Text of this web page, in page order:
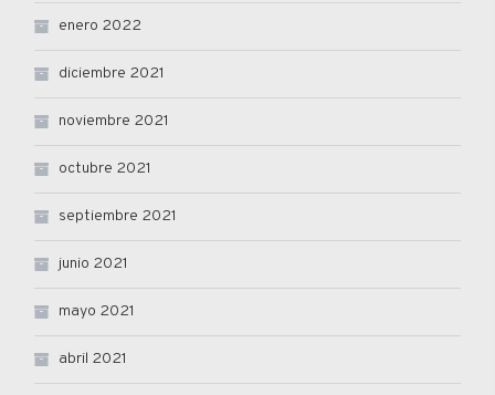
enero 2022
diciembre 2021
noviembre 2021
octubre 2021
septiembre 2021
junio 2021
mayo 2021
abril 2021